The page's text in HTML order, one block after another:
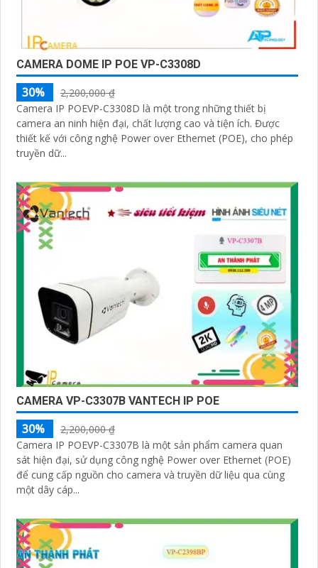
CAMERA DOME IP POE VP-C3308D
30%
2,200,000 ₫
Camera IP POEVP-C3308D là một trong những thiết bị
camera an ninh hiện đại, chất lượng cao và tiện ích. Được
thiết kế với công nghệ Power over Ethernet (POE), cho phép
truyền dữ...
CAMERA VP-C3307B VANTECH IP POE
30%
2,200,000 ₫
Camera IP POEVP-C3307B là một sản phẩm camera quan
sát hiện đại, sử dụng công nghệ Power over Ethernet (POE)
để cung cấp nguồn cho camera và truyền dữ liệu qua cùng
một dây cáp...